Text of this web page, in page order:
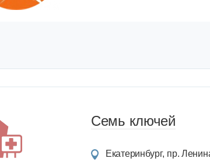
Семь ключей
Екатеринбург пр.